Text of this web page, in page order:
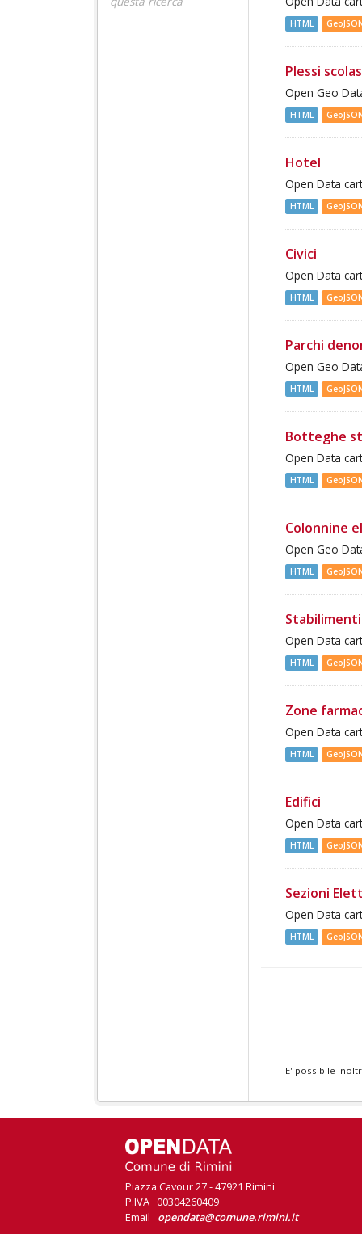
HTML
Plessi
Open Geo
HTML
Hotel
Open Data
HTML
Civici
Open Data
HTML
Parchi
Open Geo
HTML
Botteghe
Open Data
HTML
Colonnine
Open Geo
HTML
Open Data
HTML
Zone
Open Data
HTML
Edifici
Open Data
HTML
Sezioni
Open Data
HTML
E' possibile
Piazza Cavour 27 - 47921 Rimini
P.IVA 00304260409
Email opendata@comune.rimini.it